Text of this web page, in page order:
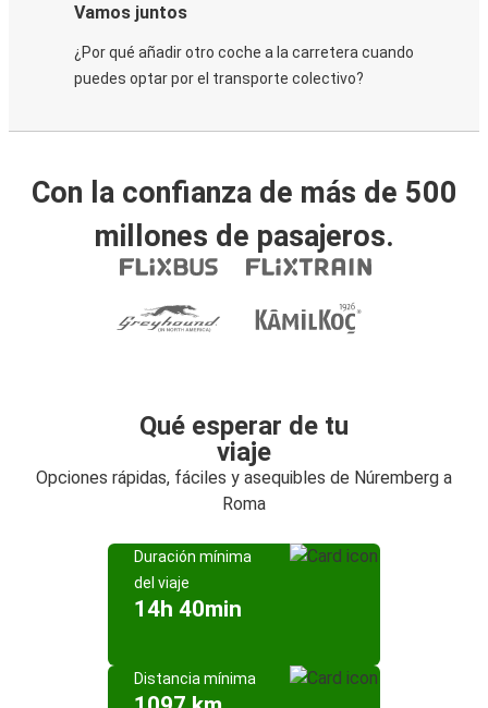
Vamos juntos
¿Por qué añadir otro coche a la carretera cuando
puedes optar por el transporte colectivo?
Con la confianza de más de 500
millones de pasajeros.
Qué esperar de tu
viaje
Opciones rápidas, fáciles y asequibles de Núremberg a
Roma
Duración mínima
del viaje
14h 40min
Distancia mínima